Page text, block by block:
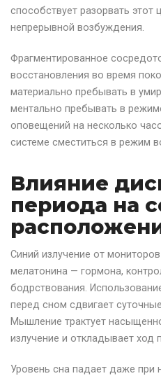
способствует разорвать этот
непрерывной возбуждения.
Фрагментированное
восстановления во время
материально пребывать в
ментально пребывать в
оповещений на несколько
системе сместиться в режим
Влияние
периода на
Синий излучение от
мелатонина — гормона,
бодрствования.
перед сном сдвигает
Мышление трактует
излучение и откладывает ход
Уровень сна падает даже при